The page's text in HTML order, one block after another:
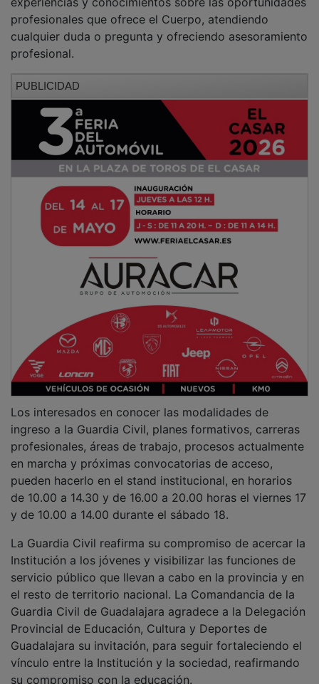
profesionales que ofrece el Cuerpo, atendiendo
cualquier duda o pregunta y ofreciendo asesoramiento
profesional.
ingreso a la Guardia Civil, planes formativos, carreras
profesionales, áreas de trabajo, procesos actualmente
en marcha y próximas convocatorias de acceso,
pueden hacerlo en el stand institucional, en horarios
de 10.00 a 14.30 y de 16.00 a 20.00 horas el viernes 17
y de 10.00 a 14.00 durante el sábado 18.
Institución a los jóvenes y visibilizar las funciones de
servicio público que llevan a cabo en la provincia y en
el resto de territorio nacional. La Comandancia de la
Guardia Civil de Guadalajara agradece a la Delegación
Provincial de Educación, Cultura y Deportes de
Guadalajara su invitación, para seguir fortaleciendo el
vínculo entre la Institución y la sociedad, reafirmando
su compromiso con la educación.